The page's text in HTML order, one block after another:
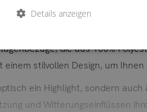
die aus 100%
stilvollen Design, um
ein Highlight, sondern
und Witterungseinflüssen
Details anzeigen